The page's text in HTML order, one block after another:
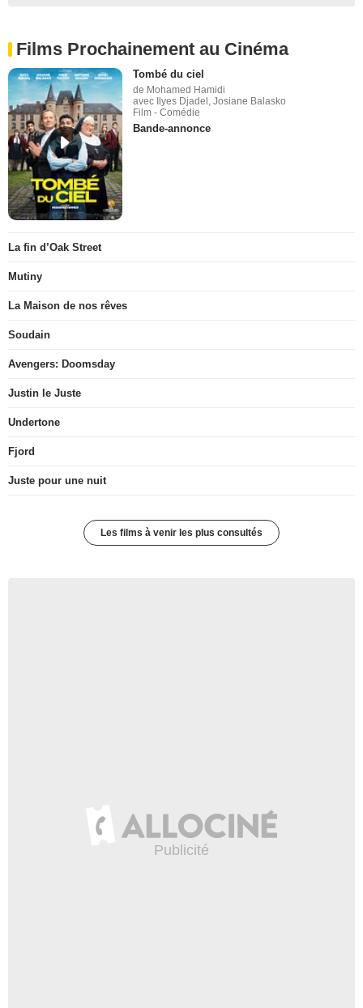
Films Prochainement au Cinéma
Tombé du ciel
de Mohamed Hamidi
avec Ilyes Djadel, Josiane Balasko
Film - Comédie
Bande-annonce
La fin d’Oak Street
Mutiny
La Maison de nos rêves
Soudain
Avengers: Doomsday
Justin le Juste
Undertone
Fjord
Juste pour une nuit
Les films à venir les plus consultés